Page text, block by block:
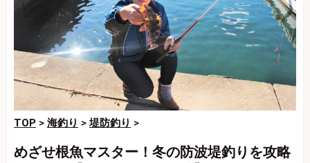
TOP > 海釣り >堤防釣り >
めざせ根魚マスター！冬の防波堤釣りを攻略